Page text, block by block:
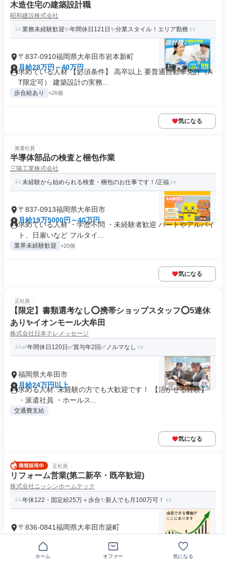
木造住宅の建築設計職
昭和建設株式会社
業務未経験歓迎✨年間休日121日✨分業スタイル！エリア勤務
〒837-0910福岡県大牟田市岩本新町
月給28万円～40万円
求めている人材 【必須条件】 高卒以上 要普通自動車免許（A
T限定可） 建築設計の実務...
歩合給あり +26個
気になる
派遣社員
半導体部品の検査と梱包作業
三陽工業株式会社
未経験から始められる検査・梱包のお仕事です！/正福
〒837-0913福岡県大牟田市
月給19万5000円～40万円
求めている人材 ・学歴不問 ・未経験者歓迎 パートやアルバイ
ト、日雇いなど フルタイ...
業界未経験歓迎 +20個
気になる
正社員
【限定】書類選考なし⭕携帯ショップスタッフ⭕5連休
あり✨イオンモール大牟田
株式会社日本テレメッセージ
✅年間休日120日✅賞与年2回✅ノルマなし
福岡県大牟田市
月給24万円以上
求める人材: 未経験の方でも大歓迎です！ 【活かせる経験】
・派遣社員 ・ホールス...
交通費支給
気になる
正社員
リフォーム営業(第二新卒・既卒歓迎)
株式会社ニッシンホームテック
年休122・固定給25万＋歩合✨新人でも月100万可！
〒836-0841福岡県大牟田市築町
求めている人材 ✅《応募条件》 ・中卒以上 ・35歳まで ※長
期勤続によるキャリア形...
ホーム オファー 気になる